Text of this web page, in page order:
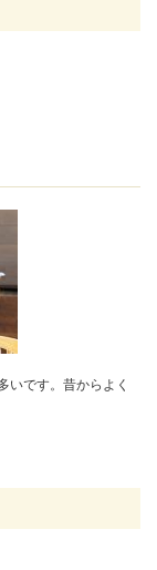
いです。昔からよく